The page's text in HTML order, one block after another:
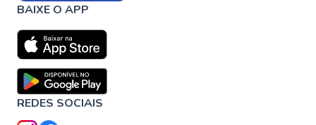
BAIXE O APP
REDES SOCIAIS